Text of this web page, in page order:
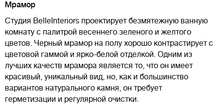
Мрамор
Студия BelleInteriors проектирует безмятежную ванную
комнату с палитрой весеннего зеленого и желтого
цветов. Черный мрамор на полу хорошо контрастирует с
цветовой гаммой и ярко-белой отделкой. Одним из
лучших качеств мрамора является то, что он имеет
красивый, уникальный вид, но, как и большинство
вариантов натурального камня, он требует
герметизации и регулярной очистки.